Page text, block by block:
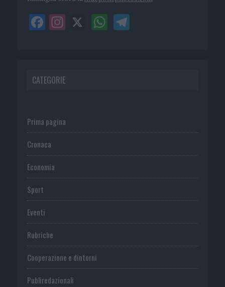
CATEGORIE
Prima pagina
Cronaca
Economia
Sport
Eventi
Rubriche
Cooperazione e dintorni
Publiredazionali